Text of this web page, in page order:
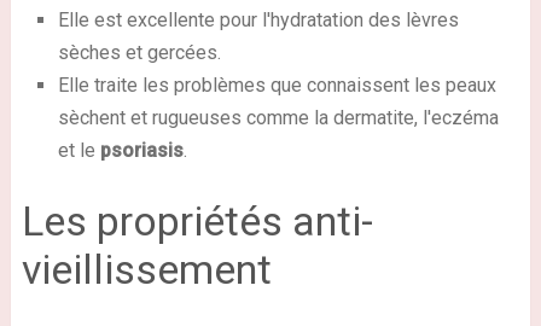
Elle est excellente pour l'hydratation des lèvres
sèches et gercées.
Elle traite les problèmes que connaissent les peaux
sèchent et rugueuses comme la dermatite, l'eczéma
et le psoriasis.
Les propriétés anti-
vieillissement